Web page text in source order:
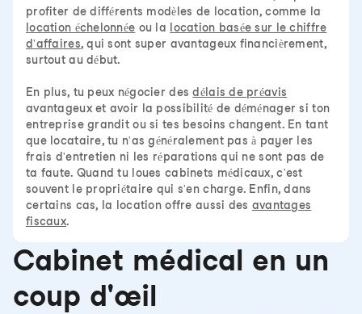
profiter de différents modèles de location, comme la
location échelonnée ou la
location basée sur le chiffre
d'affaires, qui sont super avantageux financièrement,
surtout au début.
En plus, tu peux négocier desdélais de préavis
avantageux et avoir la possibilité de déménager si ton
entreprise grandit ou si tes besoins changent. En tant
que locataire, tu n'as généralement pas à payer les
frais d'entretien ni les réparations qui ne sont pas de
ta faute. Quand tu loues cabinets médicaux, c'est
souvent le propriétaire qui s'en charge. Enfin, dans
certains cas, la location offre aussi des avantages
fiscaux.
Cabinet médical en un
coup d'œil